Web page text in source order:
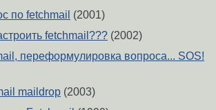
по fetchmail (2001)
fetchmail??? (2002)
переформулировка вопроса... SOS!
maildrop (2003)